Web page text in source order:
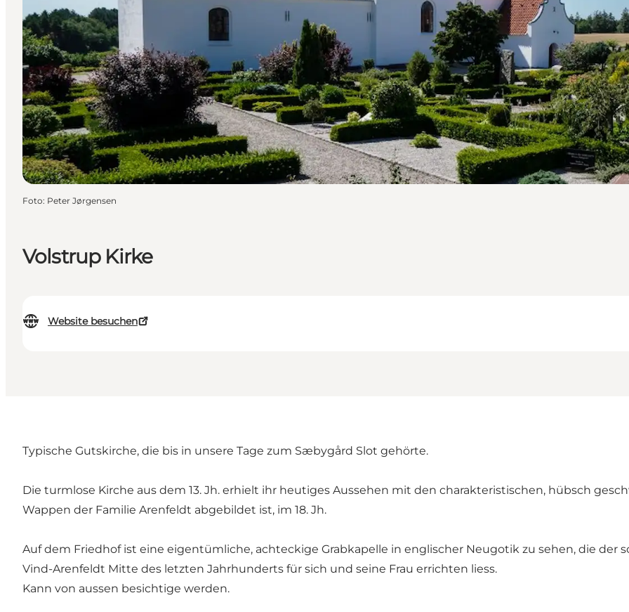
Volstrup Kirke
Website besuchen
Foto: Peter Jørgensen
Typische Gutskirche, die bis in unsere Tage zum Sæbygård Slot gehörte.
Die turmlose Kirche aus dem 13. Jh. erhielt ihr heutiges Aussehen mit den charakteristischen, hübsch
Wappen der Familie Arenfeldt abgebildet ist, im 18. Jh.
Auf dem Friedhof ist eine eigentümliche, achteckige Grabkapelle in englischer Neugotik zu sehen, die der
Vind-Arenfeldt Mitte des letzten Jahrhunderts für sich und seine Frau errichten liess.
Kann von aussen besichtige werden.